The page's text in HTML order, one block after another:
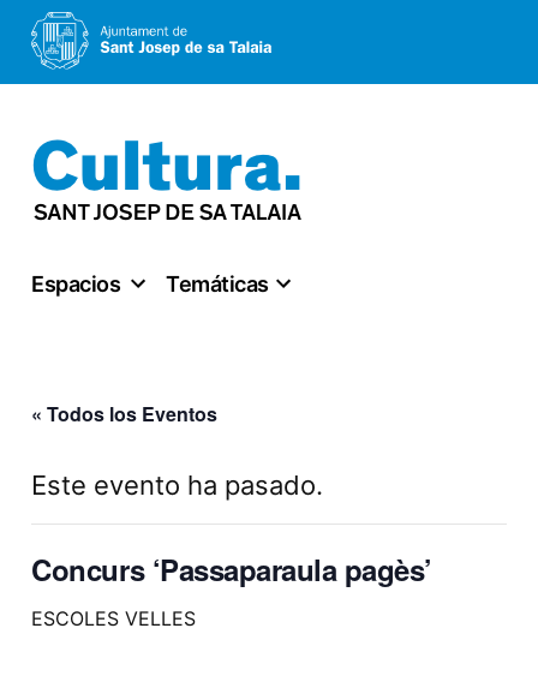
al
contenido
Espacios Temáticas
« Todos los Eventos
Este evento ha pasado.
Concurs ‘Passaparaula pagès’
ESCOLES VELLES